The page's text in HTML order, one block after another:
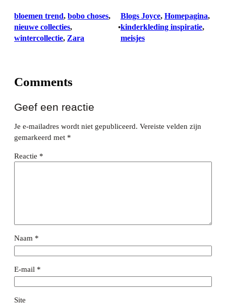
bloemen trend, bobo choses
nieuwe collecties
wintercollectie, Zara
•
Blogs Joyce, Homepagina ,
kinderkleding inspiratie ,
meisjes
Comments
Geef een reactie
Je e-mailadres wordt niet gepubliceerd. Vereiste velden zijn
gemarkeerd met *
Reactie *
Naam *
E-mail *
Site